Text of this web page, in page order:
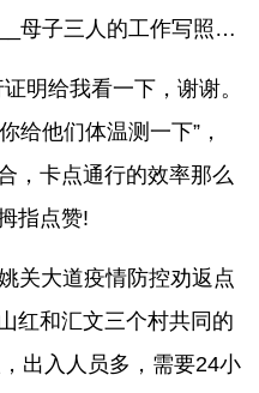
母子三人的工作写照…
明给我看一下，谢谢。
给他们体温测一下”，
，卡点通行的效率那么
指点赞!
关大道疫情防控劝返点
红和汇文三个村共同的
出入人员多，需要24小